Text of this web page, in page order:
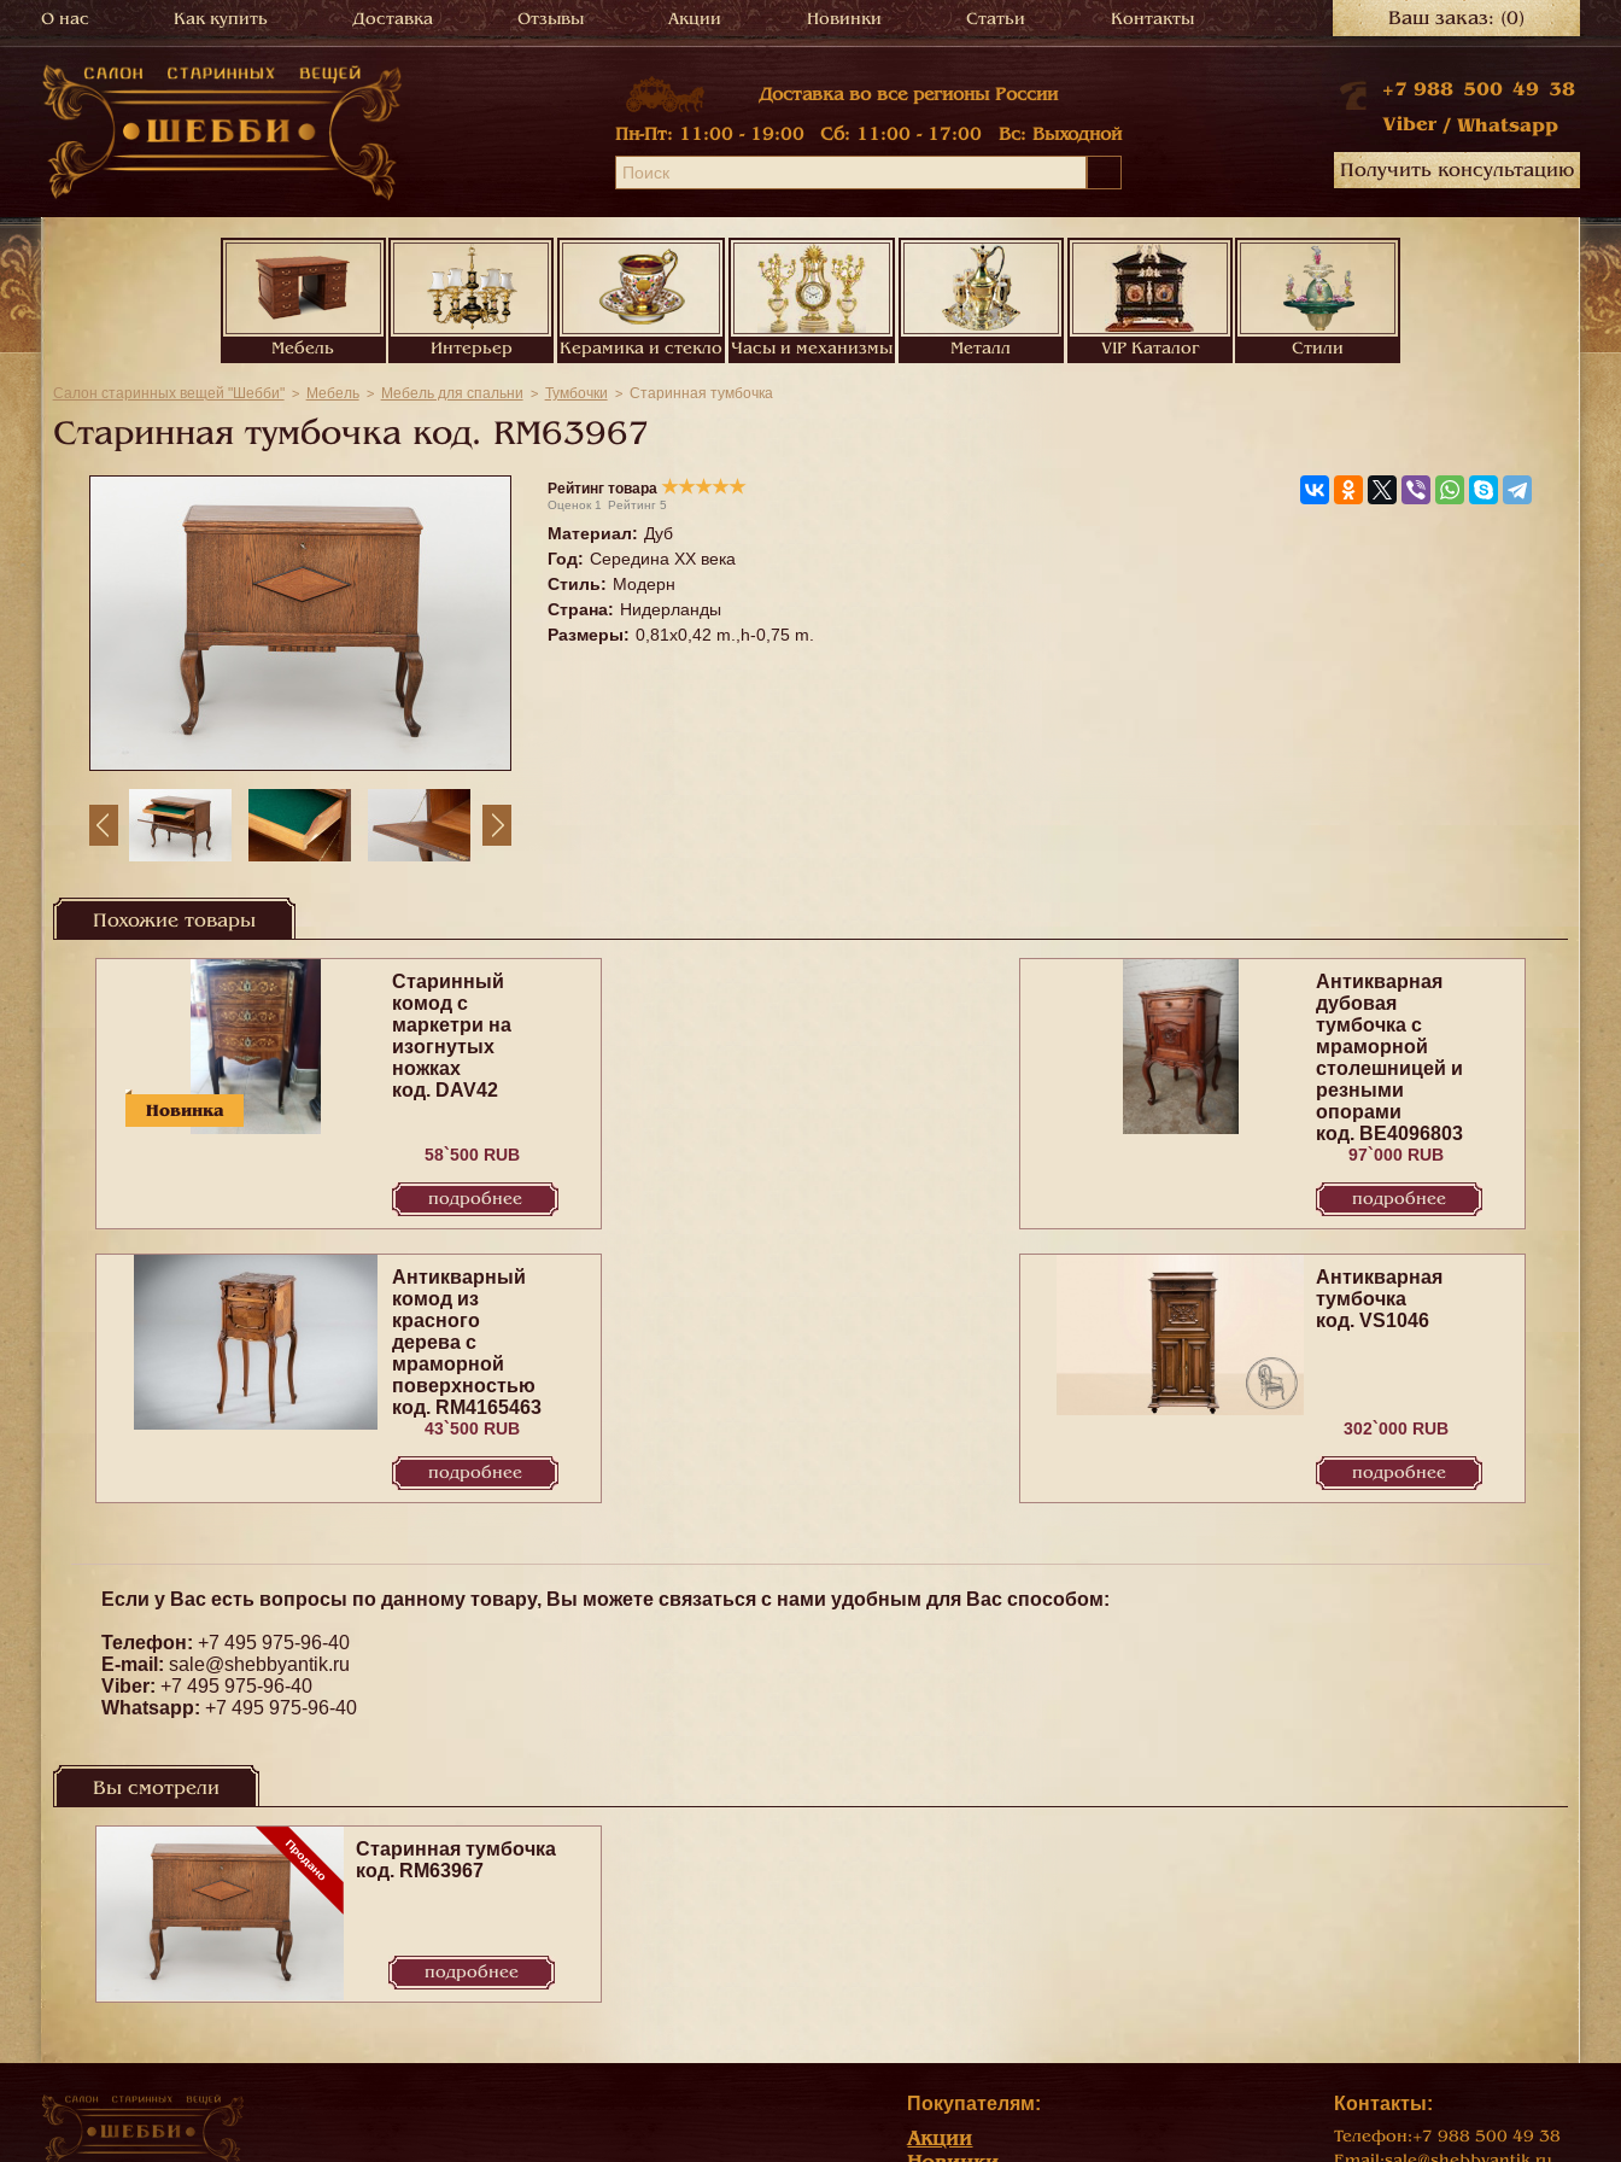
О нас Как купить Доставка Отзывы Акции Новинки Статьи Контакты Ваш заказ:(0)
Доставка во все регионы России
Пн-Пт: 11:00 - 19:00 Сб: 11:00 - 17:00 Вс: Выходной
+7 988 500 49 38
Viber / Whatsapp
Получить консультацию
Мебель Интерьер Керамика и стекло Часы и механизмы Металл VIP Каталог Стили
Салон старинных вещей "Шебби" Мебель Мебель для спальни Тумбочки Старинная тумбочка
Старинная тумбочка код. RM63967
Рейтинг товара ★★★★★
Оценок 1 Рейтинг 5
Материал: Дуб
Год: Середина XX векa
Стиль: Модерн
Страна: Нидерланды
Размеры: 0,81x0,42 m.,h-0,75 m.
Похожие товары
Новинка
Старинный
комод с
маркетри на
изогнутых
ножках
код. DAV42
58`500 RUB
подробнее
Антикварная
дубовая
тумбочка с
мраморной
столешницей и
резными
опорами
код. BE4096803
97`000 RUB
подробнее
Антикварный
комод из
красного
дерева с
мраморной
поверхностью
код. RM4165463
43`500 RUB
подробнее
Антикварная
тумбочка
код. VS1046
302`000 RUB
подробнее
Если у Вас есть вопросы по данному товару, Вы можете связаться с нами удобным для Вас способом:
Телефон: +7 495 975-96-40
E-mail: sale@shebbyantik.ru
Viber: +7 495 975-96-40
Whatsapp: +7 495 975-96-40
Вы смотрели
Старинная тумбочка
код. RM63967
подробнее
Покупателям:
Акции
Контакты:
Телефон:+7 988 500 49 38